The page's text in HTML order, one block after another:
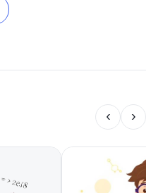
‹ ›